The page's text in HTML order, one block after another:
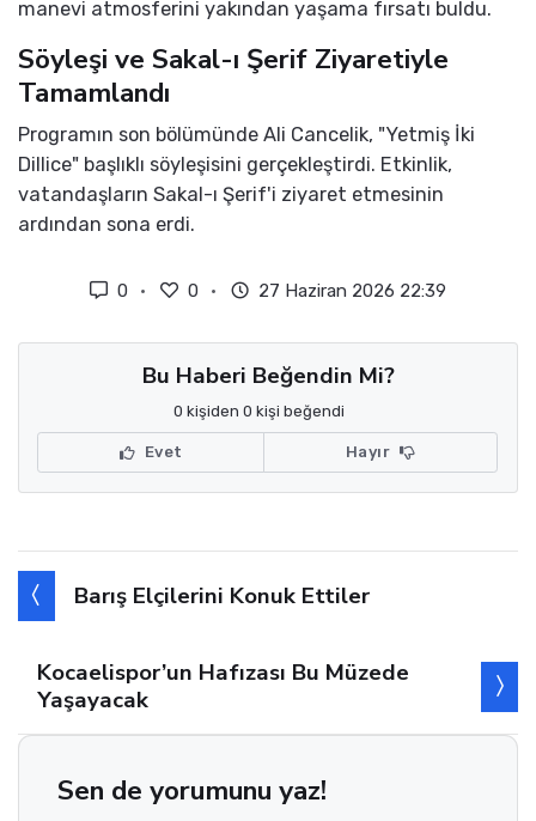
manevi atmosferini yakından yaşama fırsatı buldu.
Söyleşi ve Sakal-ı Şerif Ziyaretiyle
Tamamlandı
Programın son bölümünde Ali Cancelik, "Yetmiş İki
Dillice" başlıklı söyleşisini gerçekleştirdi. Etkinlik,
vatandaşların Sakal-ı Şerif'i ziyaret etmesinin
ardından sona erdi.
0 0 27 Haziran 2026 22:39
Bu Haberi Beğendin Mi?
0 kişiden 0 kişi beğendi
Evet Hayır
Barış Elçilerini Konuk Ettiler
Kocaelispor’un Hafızası Bu Müzede
Yaşayacak
Sen de yorumunu yaz!